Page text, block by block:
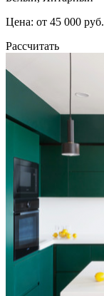
Цена: от 45 000 руб.
Рассчитать